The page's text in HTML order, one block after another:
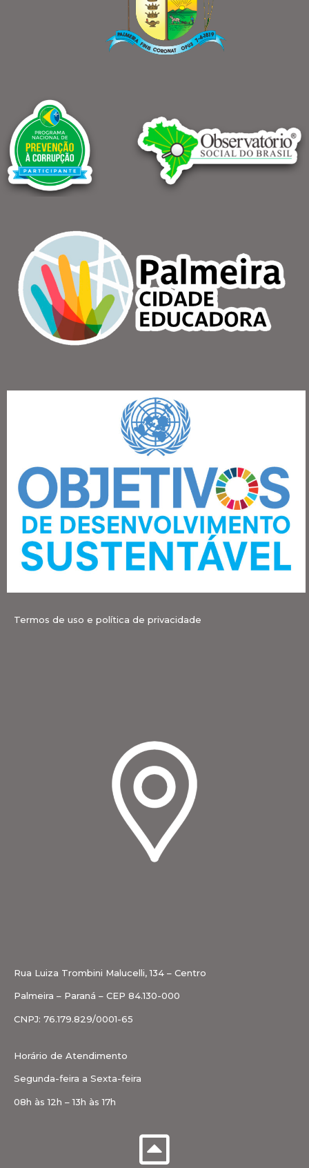
Termos de uso e política de privacidade
Rua Luiza Trombini Malucelli, 134 – Centro
Palmeira – Paraná – CEP 84.130-000
CNPJ: 76.179.829/0001-65
Horário de Atendimento
Segunda-feira a Sexta-feira
08h às 12h – 13h às 17h